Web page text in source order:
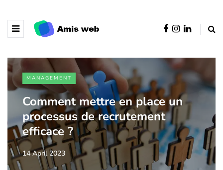
MANAGEMENT
Comment mettre en place un
processus de recrutement
efficace ?
14 April 2023